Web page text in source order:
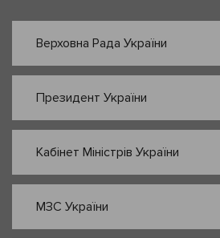
Верховна Рада України
Президент України
Кабінет Міністрів України
МЗС України